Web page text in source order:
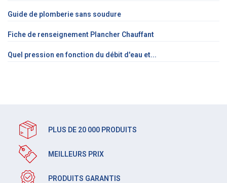
Guide de plomberie sans soudure
Fiche de renseignement Plancher Chauffant
Quel pression en fonction du débit d'eau et...
PLUS DE 20 000 PRODUITS
MEILLEURS PRIX
PRODUITS GARANTIS